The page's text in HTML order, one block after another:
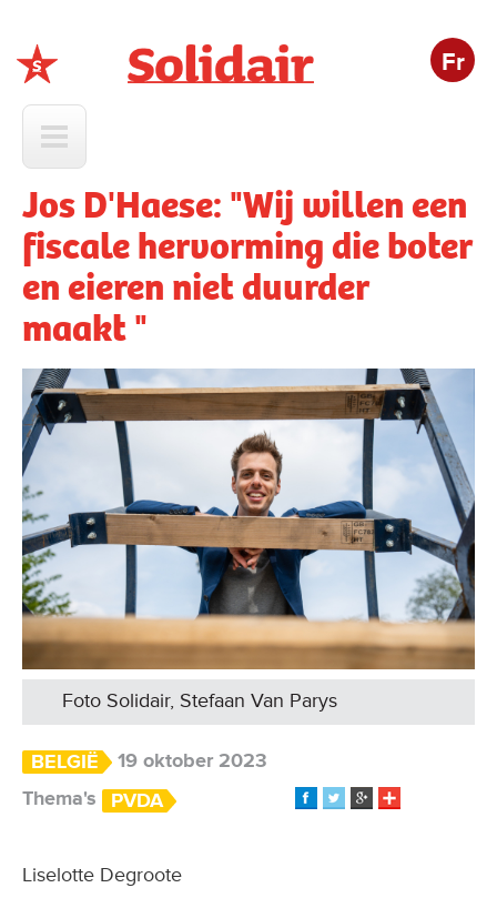
Fr
Jos D'Haese: "Wij willen een
fiscale hervorming die boter
en eieren niet duurder
maakt "
Foto Solidair, Stefaan Van Parys
BELGIË
19 oktober 2023
Thema's
PVDA
Liselotte Degroote